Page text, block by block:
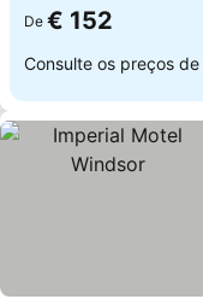
De € 152
Consulte os preços de